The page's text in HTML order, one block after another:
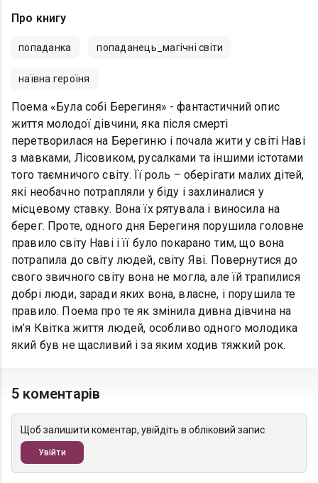
Про книгу
попаданка попаданець_магічні світи
наївна героїня
Поема «Була собі Берегиня» - фантастичний опис
життя молодої дівчини, яка після смерті
перетворилася на Берегиню і почала жити у світі Наві
з мавками, Лісовиком, русалками та іншими істотами
того таємничого світу. Її роль – оберігати малих дітей,
які необачно потрапляли у біду і захлиналися у
місцевому ставку. Вона їх рятувала і виносила на
берег. Проте, одного дня Берегиня порушила головне
правило світу Наві і її було покарано тим, що вона
потрапила до світу людей, світу Яві. Повернутися до
свого звичного світу вона не могла, але їй трапилися
добрі люди, заради яких вона, власне, і порушила те
правило. Поема про те як змінила дивна дівчина на
ім’я Квітка життя людей, особливо одного молодика
який був не щасливий і за яким ходив тяжкий рок.
5 коментарів
Щоб залишити коментар, увійдіть в обліковий запис
Увійти